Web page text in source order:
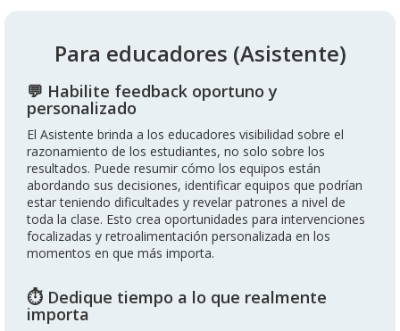
Para educadores (Asistente)
💬 Habilite feedback oportuno y
personalizado
El Asistente brinda a los educadores visibilidad sobre el
razonamiento de los estudiantes, no solo sobre los
resultados. Puede resumir cómo los equipos están
abordando sus decisiones, identificar equipos que podrían
estar teniendo dificultades y revelar patrones a nivel de
toda la clase. Esto crea oportunidades para intervenciones
focalizadas y retroalimentación personalizada en los
momentos en que más importa.
⏱️ Dedique tiempo a lo que realmente
importa